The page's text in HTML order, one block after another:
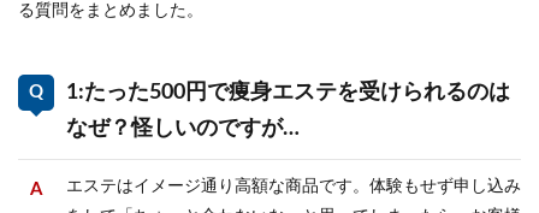
る質問をまとめました。
1:たった500円で痩身エステを受けられるのは
なぜ？怪しいのですが…
エステはイメージ通り高額な商品です。体験もせず申し込み